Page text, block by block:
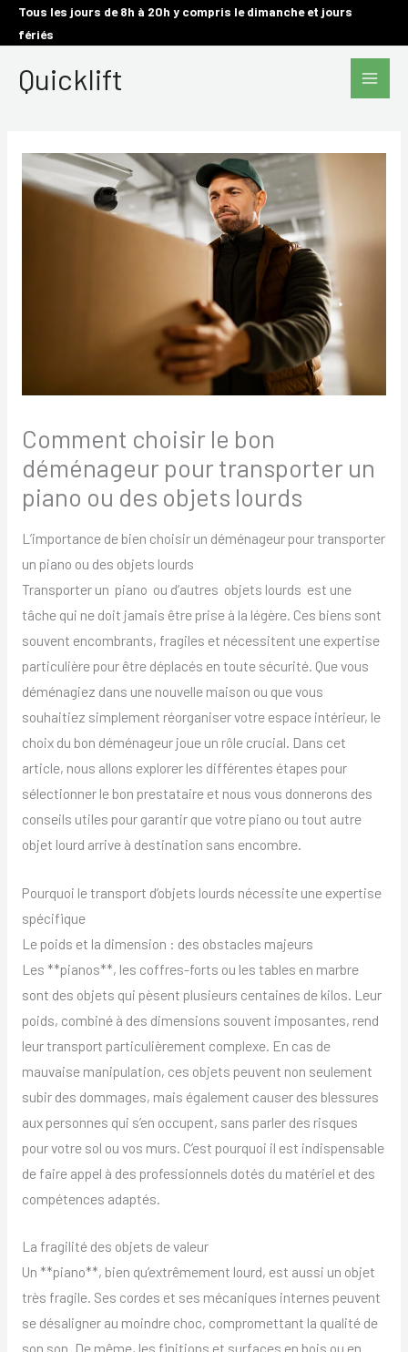
AllerTous les jours de 8h à 20h y compris le dimanche et jours
fériés
Quicklift
Main
Comment choisir le bon
déménageur pour transporter un
piano ou des objets lourds
L’importance de bien choisir un déménageur pour transporter
un piano ou des objets lourds
Transporter un piano ou d’autres objets lourds est une
tâche qui ne doit jamais être prise à la légère. Ces biens sont
souvent encombrants, fragiles et nécessitent une expertise
particulière pour être déplacés en toute sécurité. Que vous
déménagiez dans une nouvelle maison ou que vous
souhaitiez simplement réorganiser votre espace intérieur, le
choix du bon déménageur joue un rôle crucial. Dans cet
article, nous allons explorer les différentes étapes pour
sélectionner le bon prestataire et nous vous donnerons des
conseils utiles pour garantir que votre piano ou tout autre
objet lourd arrive à destination sans encombre.
Pourquoi le transport d’objets lourds nécessite une expertise
spécifique
Le poids et la dimension : des obstacles majeurs
Les **pianos**, les coffres-forts ou les tables en marbre
sont des objets qui pèsent plusieurs centaines de kilos. Leur
poids, combiné à des dimensions souvent imposantes, rend
leur transport particulièrement complexe. En cas de
mauvaise manipulation, ces objets peuvent non seulement
subir des dommages, mais également causer des blessures
aux personnes qui s’en occupent, sans parler des risques
pour votre sol ou vos murs. C’est pourquoi il est indispensable
de faire appel à des professionnels dotés du matériel et des
compétences adaptés.
La fragilité des objets de valeur
Un **piano**, bien qu’extrêmement lourd, est aussi un objet
très fragile. Ses cordes et ses mécaniques internes peuvent
se désaligner au moindre choc, compromettant la qualité de
son son. De même, les finitions et surfaces en bois ou en